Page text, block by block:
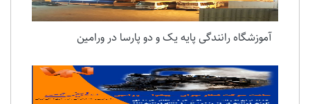
آموزشگاه رانندگی پایه یک و دو پارسا در ورامین